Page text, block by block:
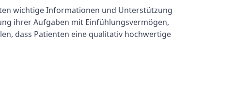
wichtige Informationen und Unterstützung
ihrer Aufgaben mit Einfühlungsvermögen,
dass Patienten eine qualitativ hochwertige